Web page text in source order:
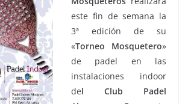
este fin de semana la
3ª edición de su
«Torneo Mosquetero»
de padel en las
instalaciones indoor
del Club Padel